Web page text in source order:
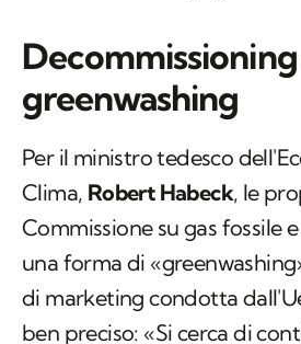
greenwashing
Per il ministro tedesco
Clima, Robert Habeck, le
Commissione su gas fossile
una forma di
di marketing condotta
ben preciso: «Si cerca di